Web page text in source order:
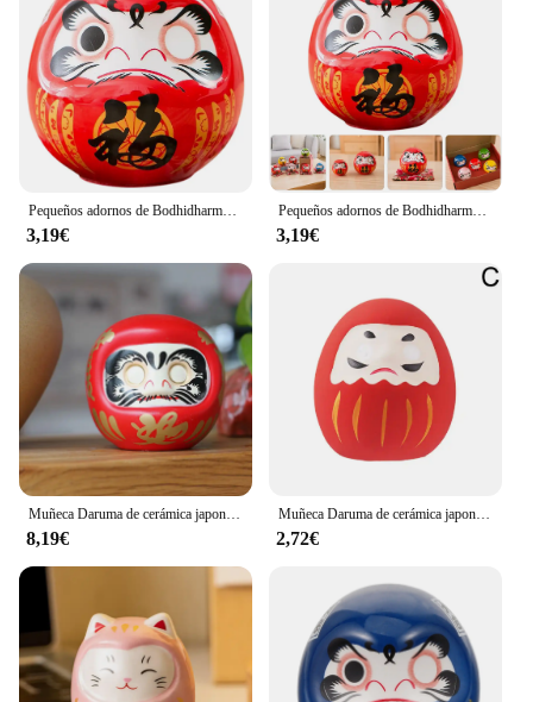
Pequeños adornos de Bodhidharma, estatua de riqueza Daruma, figuras de Daruma japonesas de cerámica, juguetes
3,19€
Pequeños adornos de Bodhidharma, juguetes en miniatura, telescopio de cerámica Daruma, figuras Daruma, estatua de enfermera de la fortuna japonesa
3,19€
8,19€
Muñeca Daruma de cerámica japonesa, artesanía, amuleto de la suerte, adorno de la fortuna, paisaje, accesorios de decoración del hogar, regalos, decoración para sala de estar
2,72€